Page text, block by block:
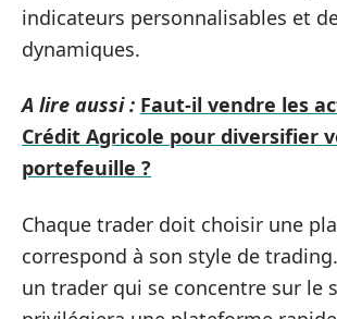
indicateurs personnalisables et
dynamiques.
A lire aussi : Faut-il vendre les
Crédit Agricole pour diversifier
portefeuille ?
Chaque trader doit choisir une
correspond à son style de
un trader qui se concentre sur le